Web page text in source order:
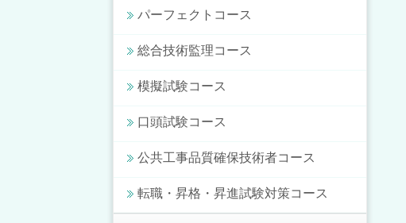
パーフェクトコース
総合技術監理コース
模擬試験コース
口頭試験コース
公共工事品質確保技術者コース
転職・昇格・昇進試験対策コース